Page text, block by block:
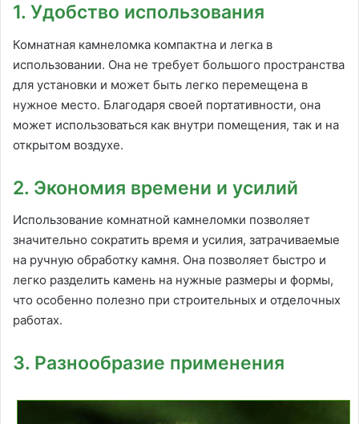
1. Удобство использования
Комнатная камнеломка компактна и легка в
использовании. Она не требует большого пространства
для установки и может быть легко перемещена в
нужное место. Благодаря своей портативности, она
может использоваться как внутри помещения, так и на
открытом воздухе.
2. Экономия времени и усилий
Использование комнатной камнеломки позволяет
значительно сократить время и усилия, затрачиваемые
на ручную обработку камня. Она позволяет быстро и
легко разделить камень на нужные размеры и формы,
что особенно полезно при строительных и отделочных
работах.
3. Разнообразие применения